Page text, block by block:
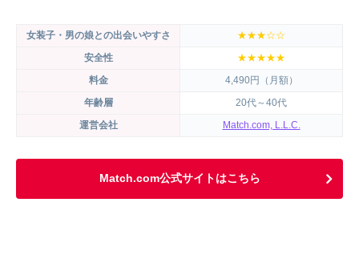
女装子・男の娘との出会いやすさ
★★★☆☆
安全性
★★★★★
料金
4,490円（月額）
年齢層
20代～40代
運営会社
Match.com, L.L.C.
Match.com公式サイトはこちら